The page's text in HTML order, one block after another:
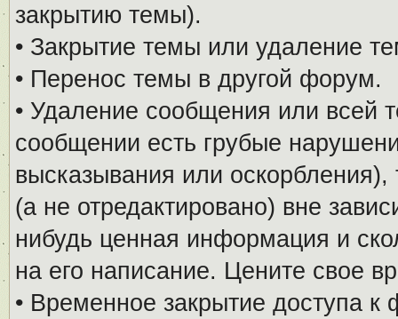
закрытию темы).
• Закрытие темы или удаление
• Перенос темы в другой форум.
• Удаление сообщения или всей
сообщении есть грубые
высказывания или
(а не отредактировано) вне
нибудь ценная информация и
на его написание. Цените свое
• Временное закрытие доступа к